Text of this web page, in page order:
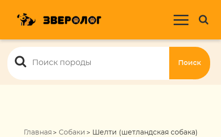
Поиск
Главная Собаки Шелти (шетландская собака)